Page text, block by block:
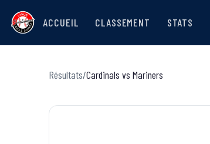
ACCUEIL CLASSEMENT STATS
Résultats/Cardinals vs Mariners